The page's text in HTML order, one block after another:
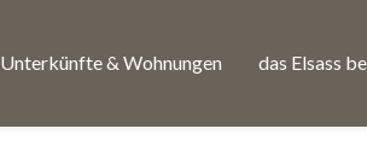
Unterkünfte & Wohnungen das Elsass